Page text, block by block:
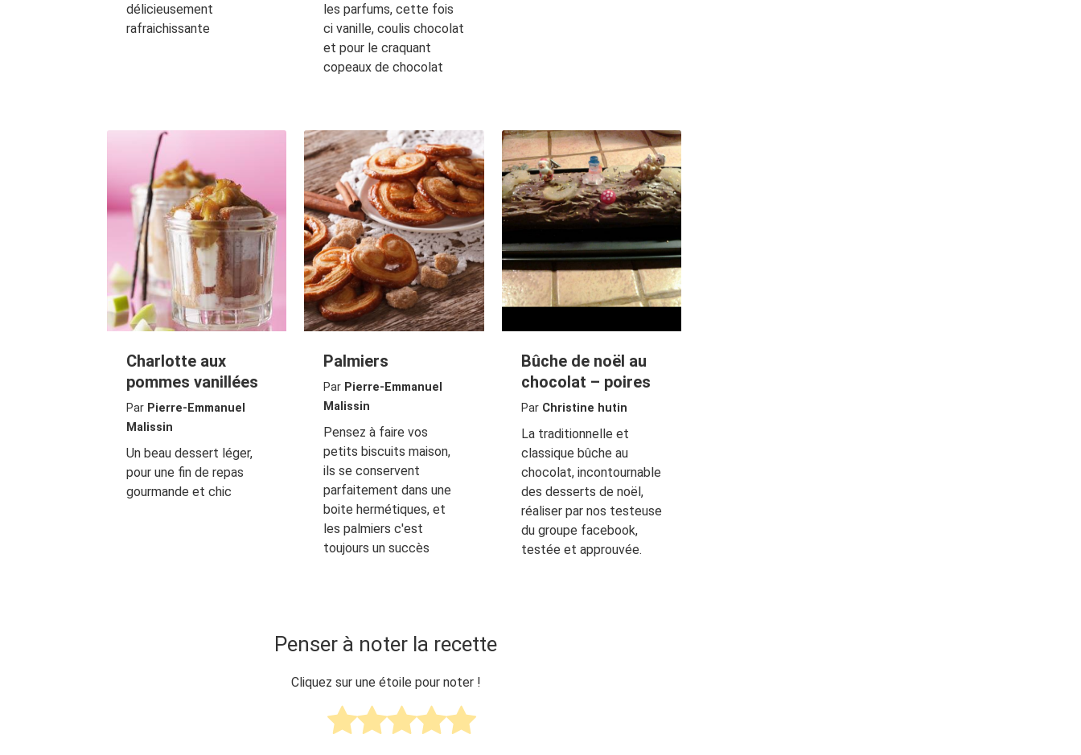
délicieusement
rafraichissante
les parfums, cette fois
ci vanille, coulis chocolat
et pour le craquant
copeaux de chocolat
Charlotte aux
pommes vanillées
Par Pierre-Emmanuel
Malissin
Un beau dessert léger,
pour une fin de repas
gourmande et chic
Palmiers
Par Pierre-Emmanuel
Malissin
Pensez à faire vos
petits biscuits maison,
ils se conservent
parfaitement dans une
boite hermétiques, et
les palmiers c'est
toujours un succès
Bûche de noël au
chocolat – poires
Par Christine hutin
La traditionnelle et
classique bûche au
chocolat, incontournable
des desserts de noël,
réaliser par nos testeuse
du groupe facebook,
testée et approuvée.
Penser à noter la recette
Cliquez sur une étoile pour noter !